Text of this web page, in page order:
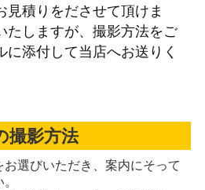
見積りをださせて頂けま
たしますが、撮影方法をご
に添付して当店へお送りく
撮影方法
選びいただき、案内にそって